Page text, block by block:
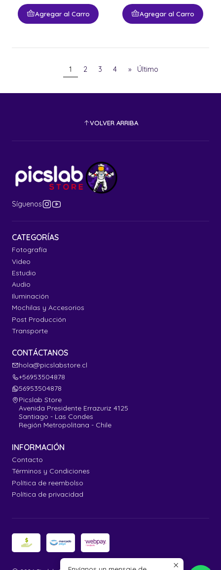
Agregar al Carro Agregar al Carro
1 2 3 4 » Último
VOLVER ARRIBA
Síguenos
CATEGORÍAS
Fotografía
Video
Estudio
Audio
Iluminación
Mochilas y Accesorios
Post Producción
Transporte
CONTÁCTANOS
hola@picslabstore.cl
+56953504878
56953504878
Picslab Store
Avenida Presidente Errazuriz 4125
Santiago - Las Condes
Región Metropolitana - Chile
INFORMACIÓN
Contacto
Términos y Condiciones
Política de reembolso
Política de privacidad